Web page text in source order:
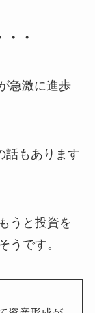
・
急激に進歩
話もあります
うと投資を
うです。